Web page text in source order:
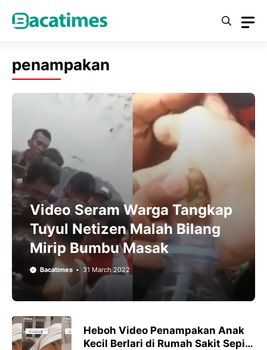
penampakan
Video Seram Warga Tangkap
Tuyul Netizen Malah Bilang
Mirip Bumbu Masak
Bacatimes 31 March 2022
Heboh Video Penampakan Anak
Kecil Berlari di Rumah Sakit Sepi!